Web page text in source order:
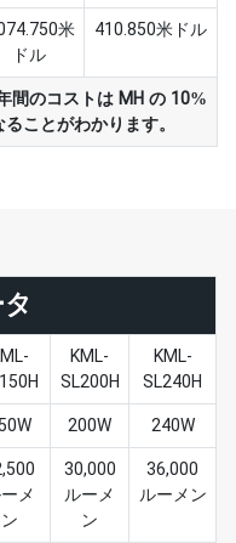
米
ドル
410.850米ドル
間のコストは MH の 10%
ことがわかります。
KML-
SL200H
KML-
SL240H
200W
240W
メ
ン
30,000
ルーメ
ン
36,000
ルーメン